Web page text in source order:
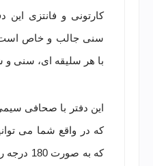
کارتونی و فانتزی
سنی جالب و خاص
با هر سلیقه ای، سنی
که به